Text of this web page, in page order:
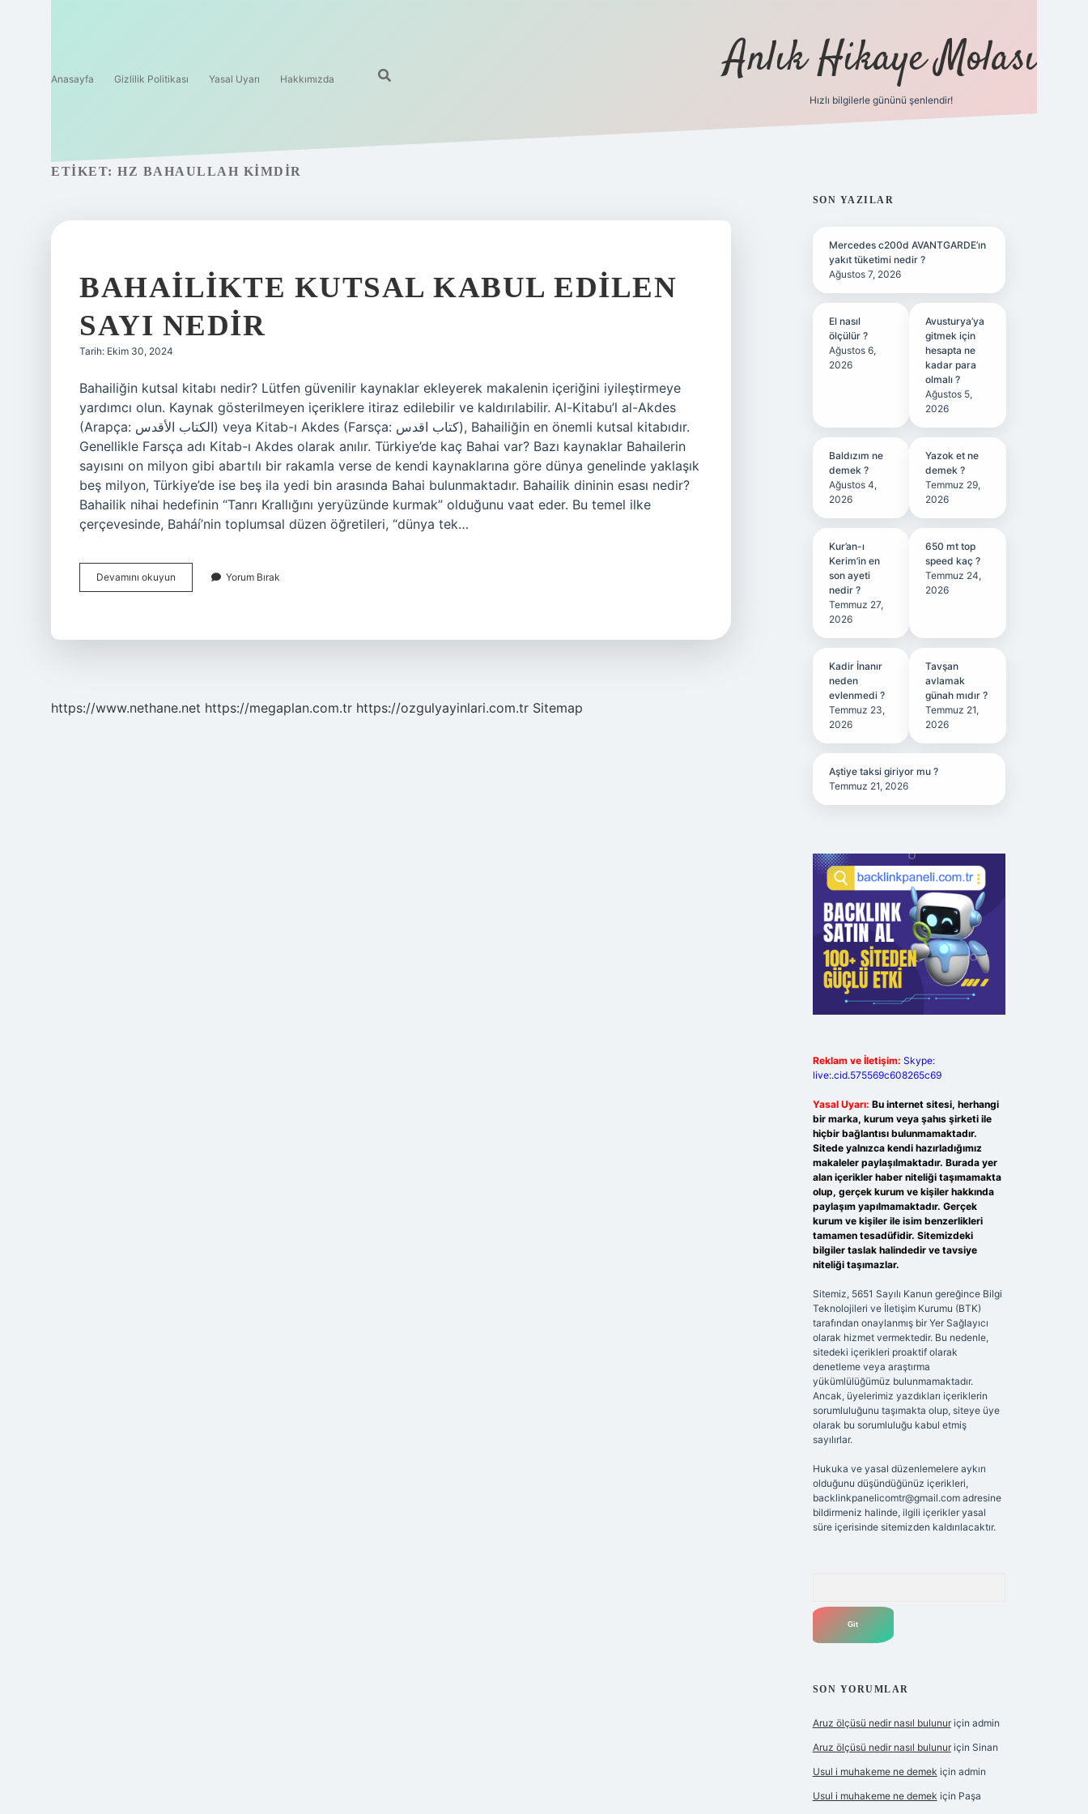
Anasayfa Gizlilik Politikası Yasal Uyarı Hakkımızda Anlık Hikaye Molası
Hızlı bilgilerle gününü şenlendir!
ETIKET: HZ BAHAULLAH KIMDIR
BAHAILIKTE KUTSAL KABUL EDILEN
SAYI NEDIR
Tarih: Ekim 30, 2024
Bahailiğin kutsal kitabı nedir? Lütfen güvenilir kaynaklar ekleyerek makalenin içeriğini iyileştirmeye
yardımcı olun. Kaynak gösterilmeyen içeriklere itiraz edilebilir ve kaldırılabilir. Al-Kitabu’l al-Akdes
(Arapça: الكتاب الأقدس) veya Kitab-ı Akdes (Farsça: كتاب اقدس), Bahailiğin en önemli kutsal kitabıdır.
Genellikle Farsça adı Kitab-ı Akdes olarak anılır. Türkiye’de kaç Bahai var? Bazı kaynaklar Bahailerin
sayısını on milyon gibi abartılı bir rakamla verse de kendi kaynaklarına göre dünya genelinde yaklaşık
beş milyon, Türkiye’de ise beş ila yedi bin arasında Bahai bulunmaktadır. Bahailik dininin esası nedir?
Bahailik nihai hedefinin “Tanrı Krallığını yeryüzünde kurmak” olduğunu vaat eder. Bu temel ilke
çerçevesinde, Baháí’nin toplumsal düzen öğretileri, “dünya tek…
Devamını okuyun Bahailikte
Kutsal
Yorum Bırak
https://www.nethane.net https://megaplan.com.tr https://ozgulyayinlari.com.tr Sitemap
SIDEBAR
SON YAZILAR
Mercedes c200d AVANTGARDE’ın
yakıt tüketimi nedir ?
Ağustos 7, 2026
El nasıl
ölçülür ?
Ağustos 6,
2026
Avusturya’ya
gitmek için
hesapta ne
kadar para
olmalı ?
Ağustos 5,
2026
Baldızım ne
demek ?
Ağustos 4,
2026
Yazok et ne
demek ?
Temmuz 29,
2026
Kur’an-ı
Kerim’in en
son ayeti
nedir ?
Temmuz 27,
2026
650 mt top
speed kaç ?
Temmuz 24,
2026
Kadir İnanır
neden
evlenmedi ?
Temmuz 23,
2026
Tavşan
avlamak
günah mıdır ?
Temmuz 21,
2026
Aştiye taksi giriyor mu ?
Temmuz 21, 2026
Reklam ve İletişim: Skype:
live:.cid.575569c608265c69
Yasal Uyarı: Bu internet sitesi, herhangi
bir marka, kurum veya şahıs şirketi ile
hiçbir bağlantısı bulunmamaktadır.
Sitede yalnızca kendi hazırladığımız
makaleler paylaşılmaktadır. Burada yer
alan içerikler haber niteliği taşımamakta
olup, gerçek kurum ve kişiler hakkında
paylaşım yapılmamaktadır. Gerçek
kurum ve kişiler ile isim benzerlikleri
tamamen tesadüfidir. Sitemizdeki
bilgiler taslak halindedir ve tavsiye
niteliği taşımazlar.
Sitemiz, 5651 Sayılı Kanun gereğince Bilgi
Teknolojileri ve İletişim Kurumu (BTK)
tarafından onaylanmış bir Yer Sağlayıcı
olarak hizmet vermektedir. Bu nedenle,
sitedeki içerikleri proaktif olarak
denetleme veya araştırma
yükümlülüğümüz bulunmamaktadır.
Ancak, üyelerimiz yazdıkları içeriklerin
sorumluluğunu taşımakta olup, siteye üye
olarak bu sorumluluğu kabul etmiş
sayılırlar.
Hukuka ve yasal düzenlemelere aykırı
olduğunu düşündüğünüz içerikleri,
backlinkpanelicomtr@gmail.comadresine
bildirmeniz halinde, ilgili içerikler yasal
süre içerisinde sitemizden kaldırılacaktır.
SON YORUMLAR
Aruz ölçüsü nedir nasıl bulunuriçin admin
Aruz ölçüsü nedir nasıl bulunuriçin Sinan
Usul i muhakeme ne demek için admin
Usul i muhakeme ne demek için Paşa